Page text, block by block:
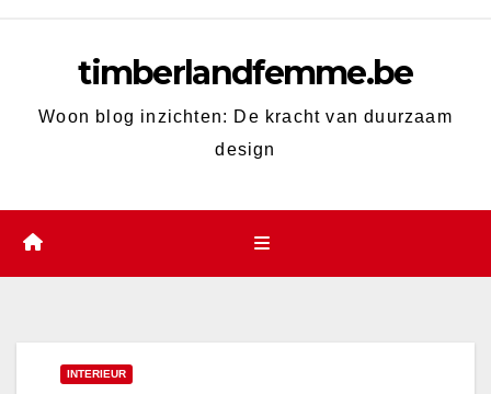
timberlandfemme.be
Woon blog inzichten: De kracht van duurzaam
design
INTERIEUR